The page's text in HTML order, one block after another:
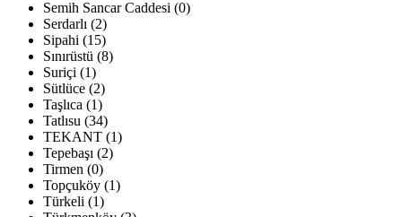
Semih Sancar Caddesi (0)
Serdarlı (2)
Sipahi (15)
Sınırüstü (8)
Suriçi (1)
Sütlüce (2)
Taşlıca (1)
Tatlısu (34)
TEKANT (1)
Tepebaşı (2)
Tirmen (0)
Topçuköy (1)
Türkeli (1)